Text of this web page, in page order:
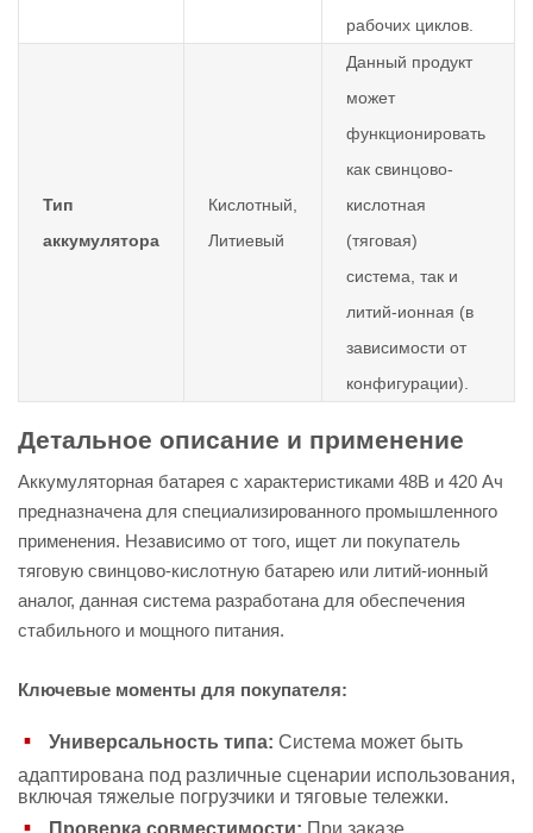
рабочих циклов.
Тип
аккумулятора
Кислотный,
Литиевый
Данный продукт
может
функционировать
как свинцово-
кислотная
(тяговая)
система, так и
литий-ионная (в
зависимости от
конфигурации).
Детальное описание и применение
Аккумуляторная батарея с характеристиками 48В и 420 Ач
предназначена для специализированного промышленного
применения. Независимо от того, ищет ли покупатель
тяговую свинцово-кислотную батарею или литий-ионный
аналог, данная система разработана для обеспечения
стабильного и мощного питания.
Ключевые моменты для покупателя:
Универсальность типа: Система может быть
адаптирована под различные сценарии использования,
включая тяжелые погрузчики и тяговые тележки.
Проверка совместимости: При заказе